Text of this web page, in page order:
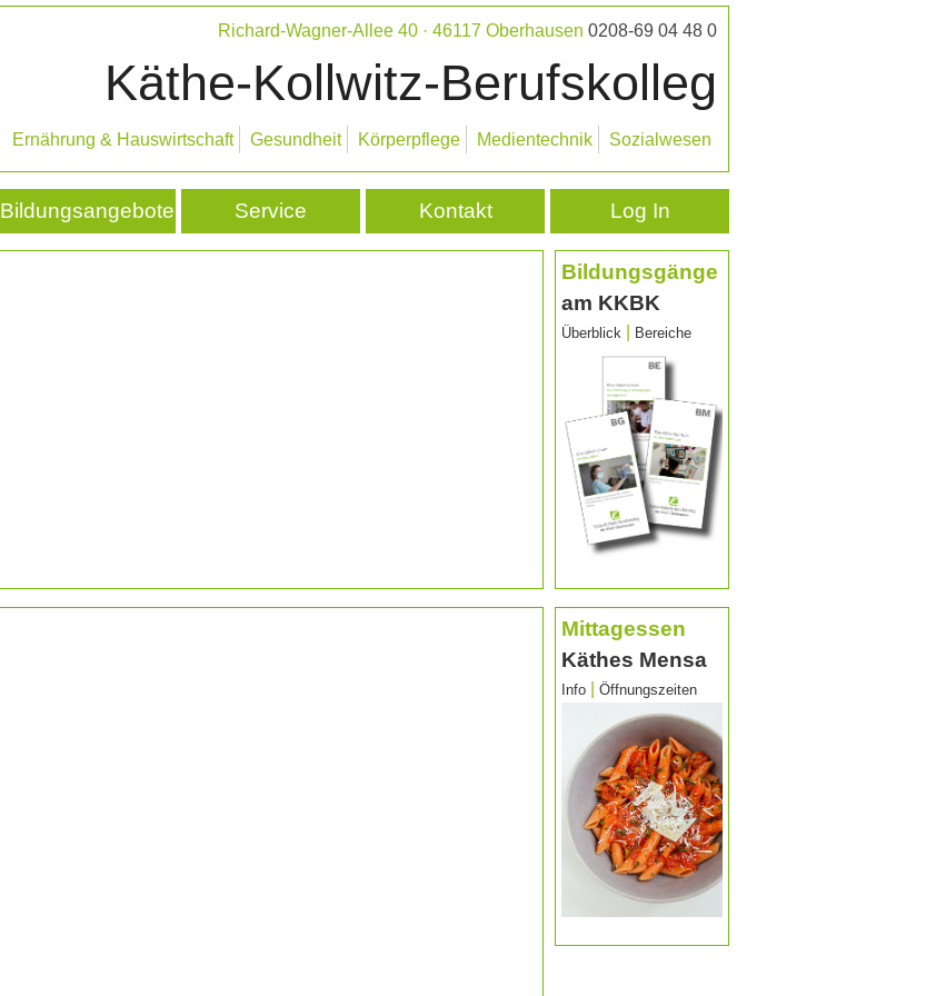
Richard-Wagner-Allee 40 · 46117 Oberhausen 0208-69 04 48 0
Käthe-Kollwitz-Berufskolleg
Ernährung & Hauswirtschaft Gesundheit Körperpflege Medientechnik Sozialwesen
Bildungsangebote Service Kontakt Log In
Bildungsgänge
am KKBK
Überblick Bereiche
Mittagessen
Käthes Mensa
Info |Öffnungszeiten